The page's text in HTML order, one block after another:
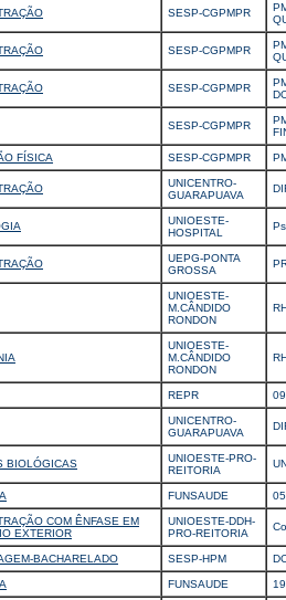
SESP-CGPMPR
SESP-CGPMPR
SESP-CGPMPR
SESP-CGPMPR
FÍSICA SESP-CGPMPR
UNICENTRO-
GUARAPUAVA
UNIOESTE-
HOSPITAL
UEPG-PONTA
GROSSA
UNIOESTE-
M.CÂNDIDO
RONDON
UNIOESTE-
M.CÂNDIDO
RONDON
REPR
UNICENTRO-
GUARAPUAVA
BIOLÓGICAS
UNIOESTE-PRO-
REITORIA
FUNSAUDE
COM ÊNFASE EM
EXTERIOR
UNIOESTE-DDH-
PRO-REITORIA
BACHARELADO SESP-HPM
FUNSAUDE